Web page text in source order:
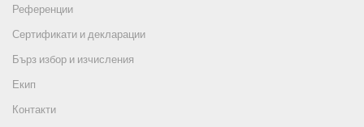
Референции
Сертификати и декларации
Бърз избор и изчисления
Екип
Контакти